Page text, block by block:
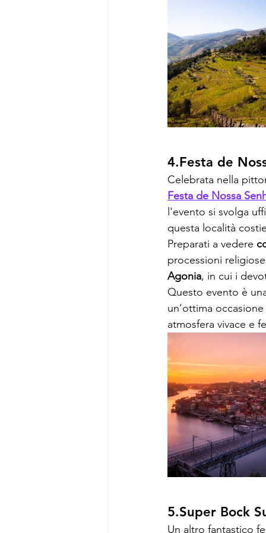
4.Festa de
Celebrata nella
Festa de Nossa
l'evento si svolga
questa località
Preparati a vedere
processioni
Agonia, in cui i
Questo evento è
un’ottima
atmosfera vivace e
5.Super Bock
Un altro fantastico